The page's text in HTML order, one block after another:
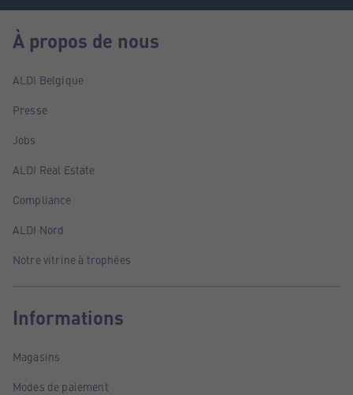
À propos de nous
ALDI Belgique
Presse
Jobs
ALDI Real Estate
Compliance
ALDI Nord
Notre vitrine à trophées
Informations
Magasins
Modes de paiement